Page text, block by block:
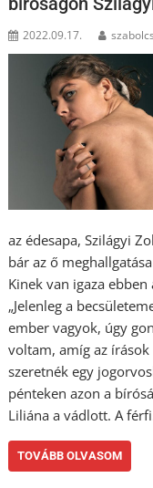
2022.09.17.
az édesapa, Szilágyi
bár az ő
Kinek van igaza
„Jelenleg a
ember vagyok, úgy
voltam, amíg az
szeretnék egy
pénteken azon a
Liliána a vádlott. A
TOVÁBB OLVASOM